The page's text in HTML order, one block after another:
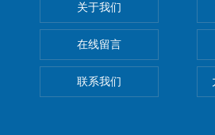
关于我们
在线留言
联系我们